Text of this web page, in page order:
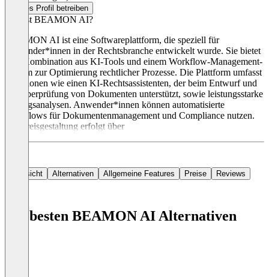
Dieses Profil betreiben
Was ist BEAMON AI?
BEAMON AI ist eine Softwareplattform, die speziell für
Anwender*innen in der Rechtsbranche entwickelt wurde. Sie bietet
eine Kombination aus KI-Tools und einem Workflow-Management-
System zur Optimierung rechtlicher Prozesse. Die Plattform umfasst
Funktionen wie einen KI-Rechtsassistenten, der beim Entwurf und
der Überprüfung von Dokumenten unterstützt, sowie leistungsstarke
Vertragsanalysen. Anwender*innen können automatisierte
Workflows für Dokumentenmanagement und Compliance nutzen.
Die Preisgestaltung erfolgt über
Übersicht Alternativen Allgemeine Features Preise Reviews
Die besten BEAMON AI Alternativen